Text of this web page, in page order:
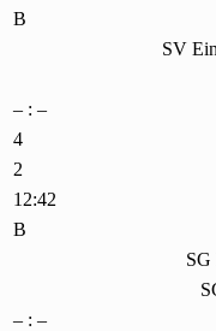
B
SV
– : –
4
2
12:42
B
SG
– : –